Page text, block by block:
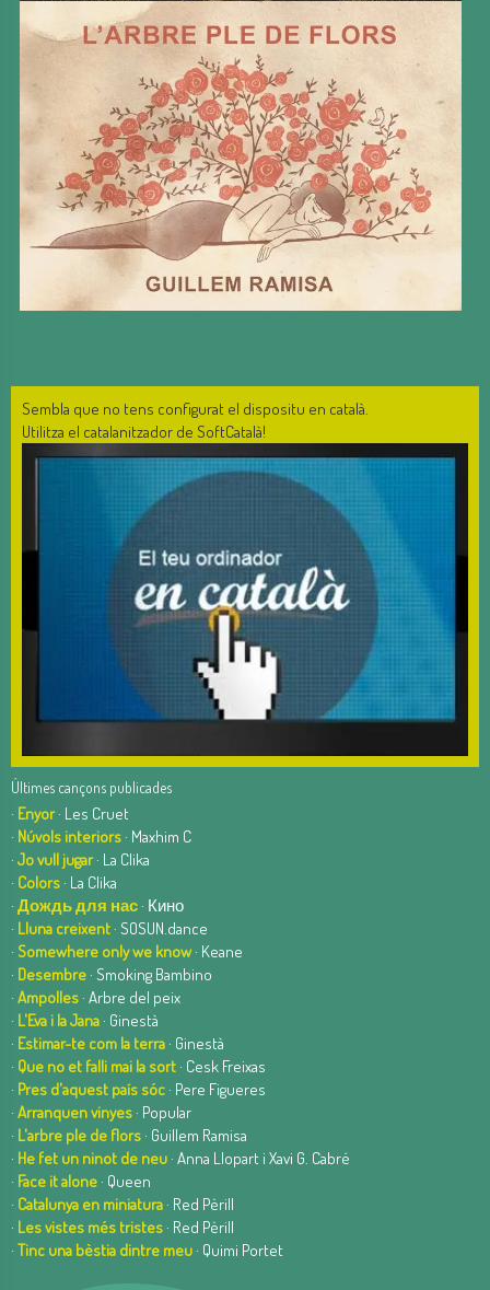
Sembla que no tens configurat el dispositu en català.
Utilitza el catalanitzador de SoftCatalà!
Últimes cançons publicades
· Enyor· Les Cruet
· Núvols interiors· Maxhim C
· Jo vull jugar· La Clika
· Colors· La Clika
· Дождь для нас· Кино
· Lluna creixent· SOSUN.dance
· Somewhere only we know· Keane
· Desembre· Smoking Bambino
· Ampolles· Arbre del peix
· L'Eva i la Jana· Ginestà
· Estimar-te com la terra· Ginestà
· Que no et falli mai la sort· Cesk Freixas
· Pres d'aquest país sóc· Pere Figueres
· Arranquen vinyes· Popular
· L'arbre ple de flors· Guillem Ramisa
· He fet un ninot de neu· Anna Llopart i Xavi G. Cabré
· Face it alone· Queen
· Catalunya en miniatura· Red Pèrill
· Les vistes més tristes· Red Pèrill
· Tinc una bèstia dintre meu· Quimi Portet